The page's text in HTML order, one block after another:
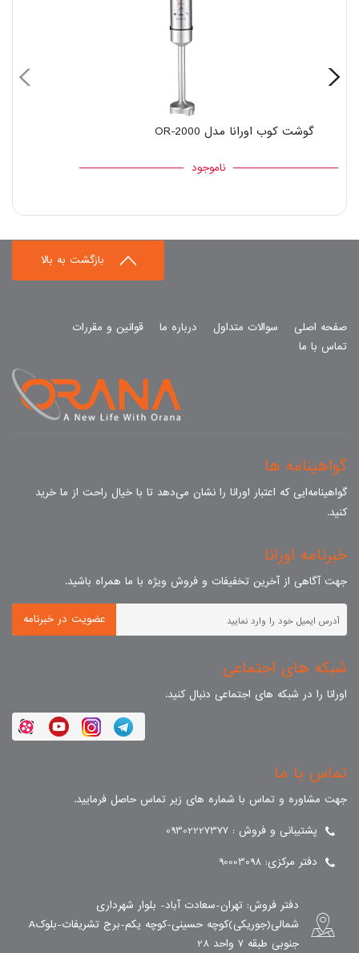
گوشت کوب اورانا مدل OR-2000
ناموجود
بازگشت به بالا
صفحه اصلی سوالات متداول درباره ما
قوانین و مقررات
تماس با ما
گواهینامه ها
گواهینامه‌ایی که اعتبار اورانا را نشان می‌دهد تا با خیال راحت از ما خرید
کنید.
خبرنامه اورانا
جهت آگاهی از آخرین تخفیفات و فروش ویژه با ما همراه باشید.
عضویت در خبرنامه
شبکه های اجتماعی
اورانا را در شبکه های اجتماعی دنبال کنید.
تماس با ما
جهت مشاوره و تماس با شماره های زیر تماس حاصل فرمایید.
پشتیبانی و فروش : 09302227377
دفتر مرکزی: 90003098
دفتر فروش: تهران-سعادت آباد- بلوار شهرداری
شمالی(جوریکی)کوچه حسینی-کوچه یکم-برج تشریفات-بلوکA
جنوبی طبقه 7 واحد 28